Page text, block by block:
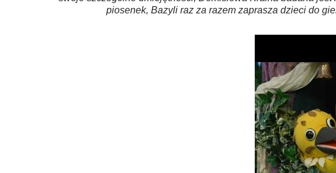
piosenek, Bazyli raz za razem zaprasza dzieci do